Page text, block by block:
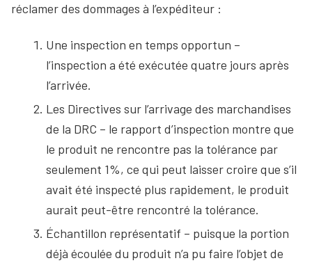
réclamer des dommages à l’expéditeur :
Une inspection en temps opportun –
l’inspection a été exécutée quatre jours après
l’arrivée.
Les Directives sur l’arrivage des marchandises
de la DRC – le rapport d’inspection montre que
le produit ne rencontre pas la tolérance par
seulement 1%, ce qui peut laisser croire que s’il
avait été inspecté plus rapidement, le produit
aurait peut-être rencontré la tolérance.
Échantillon représentatif – puisque la portion
déjà écoulée du produit n’a pu faire l’objet de